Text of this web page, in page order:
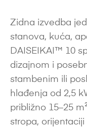
Zidna izvedba
stanova, kuća,
DAISEIKAI™ 10
dizajnom i
stambenim ili
hlađenja od 2,5
približno 15–25
stropa,